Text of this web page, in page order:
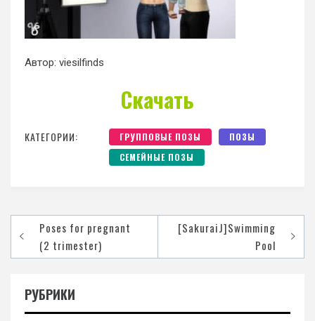
Автор: viesilfinds
Скачать
КАТЕГОРИИ: ГРУППОВЫЕ ПОЗЫ
ПОЗЫ
СЕМЕЙНЫЕ ПОЗЫ
Poses for pregnant
(2 trimester)
[SakuraiJ]Swimming
Pool
РУБРИКИ